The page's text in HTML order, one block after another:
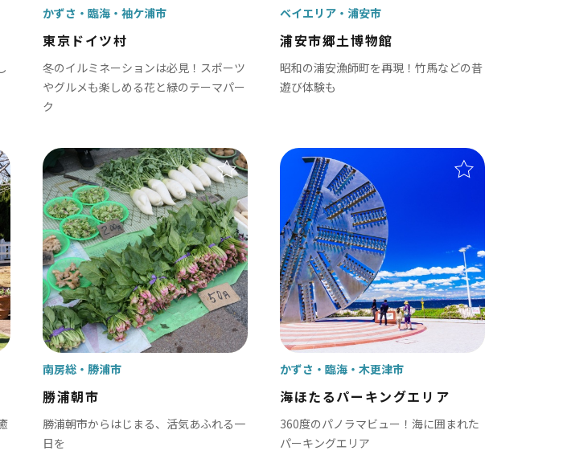
大山千枚田 / 鴨川シーワールド / 勝浦 / 岡本桟橋 / 館山 / いすみ鉄道
ずさ・臨海
木更津 / 海ほたるPA / 東京ドイツ村 / 富津 / 鋸山 / マザー牧場 / 小湊鐡道
北総
銚子市
成田市
佐倉市
八街市
印西市
白井市
富里市
香取市
九十九里
茂原市
東金市
旭市
匝瑳市
山武市
大網白里市
九十九里町
横芝光町
東京ドイツ村
冬のイルミネーションは必見！スポーツ
やグルメも楽しめる花と緑のテーマパー
ク
かずさ・臨海 袖ケ浦市
浦安市郷土博物館
昭和の浦安漁師町を再現！竹馬などの昔
遊び体験も
ベイエリア 浦安市
勝浦朝市
勝浦朝市からはじまる、活気あふれる一
日を
南房総 勝浦市
海ほたるパーキングエリア
360度のパノラマビュー！海に囲まれた
パーキングエリア
かずさ・臨海 木更津市